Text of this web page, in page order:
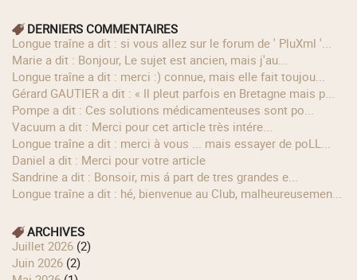
DERNIERS COMMENTAIRES
longue traîne a dit : si vous allez sur le forum de ' PluXml '...
Marie a dit : Bonjour, Le sujet est ancien, mais j'au...
longue traîne a dit : merci :) connue, mais elle fait toujou...
Gérard GAUTIER a dit : « Il pleut parfois en Bretagne mais p...
Pompe a dit : Ces solutions médicamenteuses sont po...
Vacuum a dit : Merci pour cet article très intére...
longue traîne a dit : merci à vous ... mais essayer de poLL...
Daniel a dit : Merci pour votre article
Sandrine a dit : Bonsoir, mis á part de tres grandes e...
longue traîne a dit : hé, bienvenue au Club, malheureusemen...
ARCHIVES
juillet 2026 (2)
juin 2026 (2)